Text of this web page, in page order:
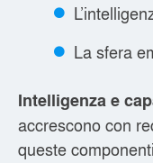
La sfera
Intelligenza e
accrescono con
queste